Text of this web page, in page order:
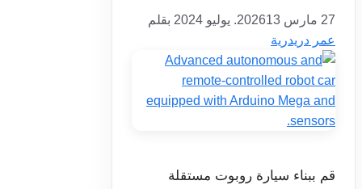
27 مارس 2026 13. يوليو 2024
بقلم
عمر دريدرية
قم ببناء سيارة روبوت مستقلة